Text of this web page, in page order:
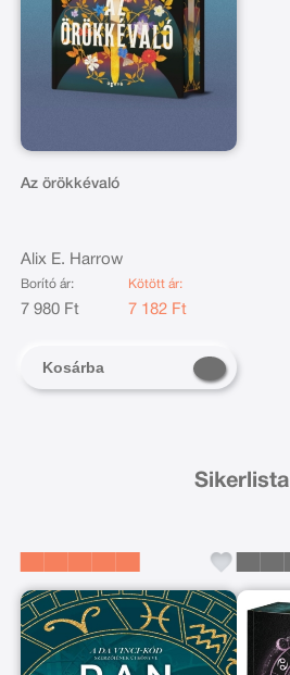
Az örökkévaló
Alix E. Harrow
Borító ár:
7 980 Ft
Kötött ár:
7 182 Ft
Kosárba
Sikerlista